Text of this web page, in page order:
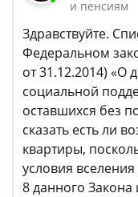
и пенсиям
Здравствуйте.
Федеральном
от 31.12.2014) «О
социальной
оставшихся без
сказать есть ли
квартиры,
условия
8 данного